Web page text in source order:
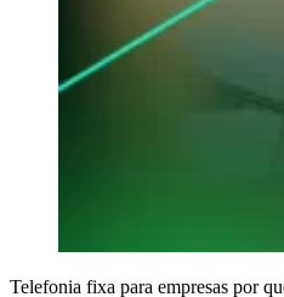
Telefonia fixa para empresas por